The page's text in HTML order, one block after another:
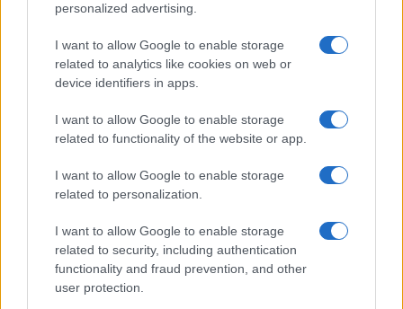
personalized advertising.
I want to allow Google to enable storage
related to analytics like cookies on web or
device identifiers in apps.
I want to allow Google to enable storage
related to functionality of the website or app.
I want to allow Google to enable storage
related to personalization.
I want to allow Google to enable storage
related to security, including authentication
functionality and fraud prevention, and other
user protection.
Arrestati cinque agenti della polizia locale di Milano: le
accuse e i dettagli
Alessandro Tassinari · 7 Ago 2026
NEWS